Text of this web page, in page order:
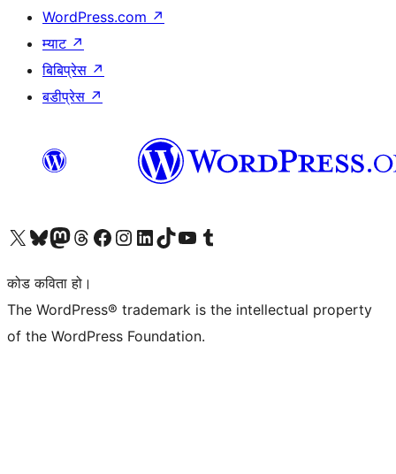
WordPress.com ↗
म्याट ↗
बिबिप्रेस ↗
बडीप्रेस ↗
हाम्रो X (पहिले ट्विटर) खातामा जानुहोस्
हाम्रो Bluesky खाता भ्रमण गर्नुहोस्
हाम्रो म्यास्टोडन खाता भ्रमण गर्नुहोस्
हाम्रो थ्रेड्स खातामा जानुहोस्
हाम्रो फेसबुक पेजमा जानुहोस्
हाम्रो इन्स्टाग्राम खातामा जानुहोस्
हाम्रो लिङ्क्डइन खातामा जानुहोस्
हाम्रो TikTok खाता भ्रमण गर्नुहोस्
हाम्रो युट्युब च्यानलमा जानुहोस्
हाम्रो टम्बलर खाता भ्रमण गर्नुहोस्
कोड कविता हो।
The WordPress® trademark is the intellectual property
of the WordPress Foundation.